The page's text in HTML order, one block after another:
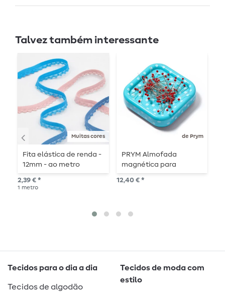
Talvez também interessante
Muitas cores
Fita elástica de renda -
12mm - ao metro
2,39 € *
1 metro
de Prym
PRYM Almofada
magnética para
alfinetes com cabeça
de vidro
12,40 € *
Tecidos para o dia a dia
Tecidos de algodão
Tecidos de moda com
estilo